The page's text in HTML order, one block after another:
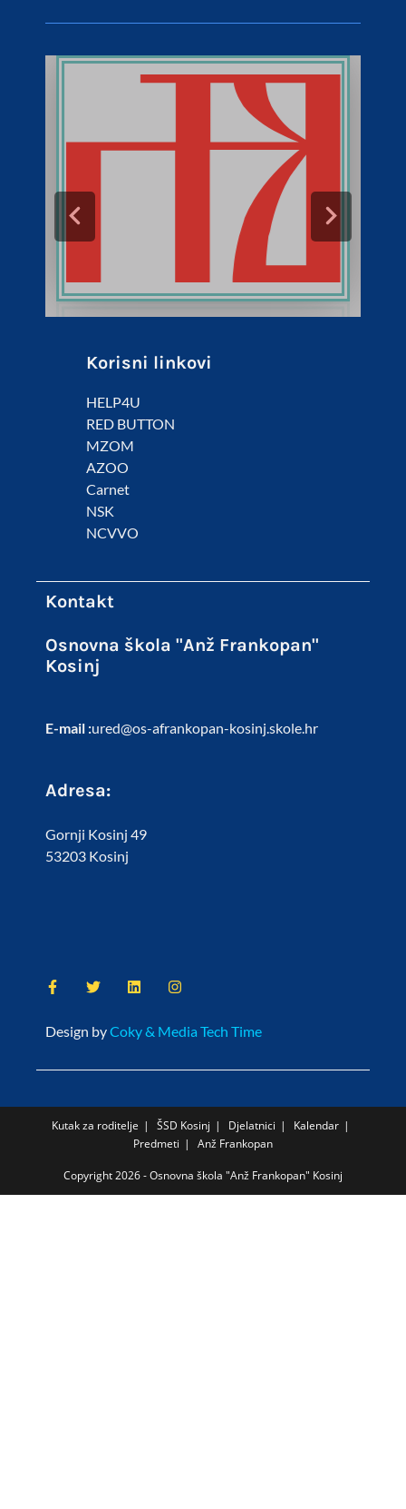
Korisni linkovi
HELP4U
RED BUTTON
MZOM
AZOO
Carnet
NSK
NCVVO
Kontakt
Osnovna škola "Anž Frankopan"
Kosinj
E-mail :ured@os-afrankopan-kosinj.skole.hr
Adresa:
Gornji Kosinj 49
53203 Kosinj
Design byCoky & Media Tech Time
Kutak za roditelje ŠSD Kosinj Djelatnici
Kalendar
Predmeti
Anž Frankopan
Copyright 2026 - Osnovna škola "Anž Frankopan" Kosinj